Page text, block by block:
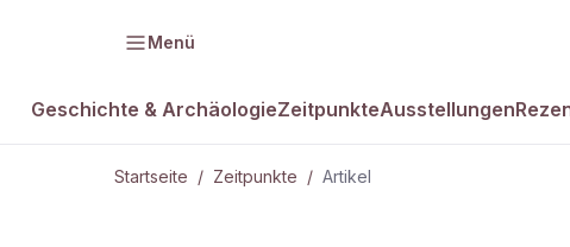
Menü
Geschichte & ArchäologieZeitpunkteAusstellungen
Startseite / Zeitpunkte / Artikel